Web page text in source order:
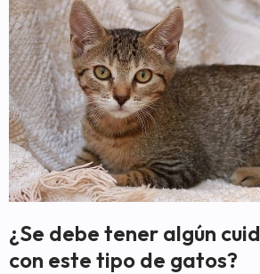
¿Se debe tener algún
con este tipo de gatos?